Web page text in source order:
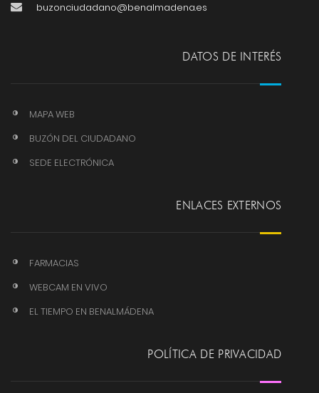
buzonciudadano@benalmadena.es
DATOS DE INTERÉS
MAPA WEB
BUZÓN DEL CIUDADANO
SEDE ELECTRÓNICA
ENLACES EXTERNOS
FARMACIAS
WEBCAM EN VIVO
EL TIEMPO EN BENALMÁDENA
POLÍTICA DE PRIVACIDAD